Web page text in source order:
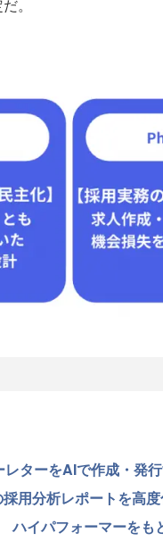
。
ターをAIで作成・発
採用分析レポートを
イパフォーマーをも